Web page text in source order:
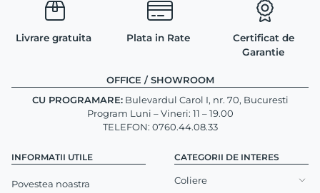
Livrare gratuita Plata in Rate
Certificat de
Garantie
INFORMATII UTILE
Povestea noastra
OFFICE / SHOWROOM
CU PROGRAMARE:Bulevardul Carol I, nr. 70, Bucuresti
Program Luni – Vineri: 11 – 19.00
TELEFON: 0760.44.08.33
CATEGORII DE INTERES
Coliere